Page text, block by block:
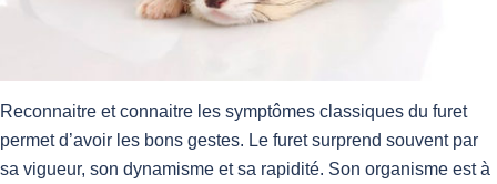
Reconnaitre et connaitre les symptômes classiques du furet
permet d’avoir les bons gestes. Le furet surprend souvent par
sa vigueur, son dynamisme et sa rapidité. Son organisme est à